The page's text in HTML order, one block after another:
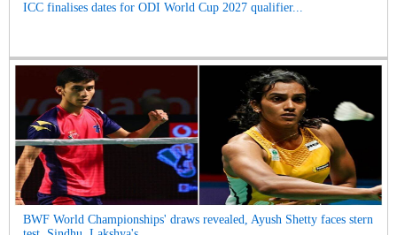
ICC finalises dates for ODI World Cup 2027 qualifier...
BWF World Championships' draws revealed, Ayush Shetty faces stern